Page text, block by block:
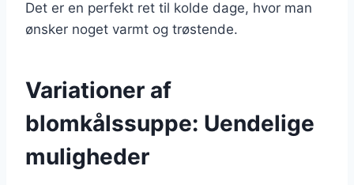
Det er en perfekt ret til kolde dage, hvor man
ønsker noget varmt og trøstende.
Variationer af
blomkålssuppe: Uendelige
muligheder